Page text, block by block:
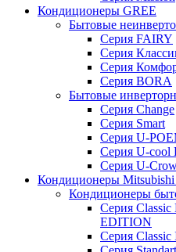
Кондиционеры GREE
Бытовые
Серия FAIRY
Серия
Серия
Серия BORA
Бытовые
Серия Change
Серия Smart
Серия U-
Серия U-cool
Серия U-
Кондиционеры Mitsubishi
Кондиционеры
Серия
EDITION
Серия Classic